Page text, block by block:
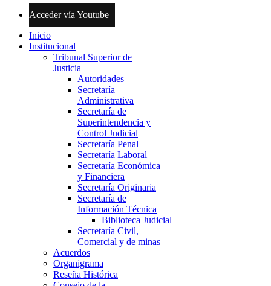
Acceder vía Youtube
Inicio
Institucional
Tribunal Superior de
Justicia
Autoridades
Secretaría
Administrativa
Secretaría de
Superintendencia y
Control Judicial
Secretaría Penal
Secretaría Laboral
Secretaría Económica
y Financiera
Secretaría Originaria
Secretaría de
Información Técnica
Biblioteca Judicial
Secretaría Civil,
Comercial y de minas
Acuerdos
Organigrama
Reseña Histórica